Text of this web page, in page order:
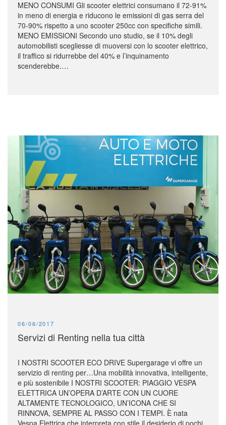
MENO CONSUMI Gli scooter elettrici consumano il 72-91%
in meno di energia e riducono le emissioni di gas serra del
70-90% rispetto a uno scooter 250cc con specifiche simili.
MENO EMISSIONI Secondo uno studio, se il 10% degli
automobilisti scegliesse di muoversi con lo scooter elettrico,
il traffico si ridurrebbe del 40% e l’inquinamento
scenderebbe.…
PUBLISHED:
06/06/2017
Servizi di Renting nella tua città
I NOSTRI SCOOTER ECO DRIVE Supergarage vi offre un
servizio di renting per…Una mobilità innovativa, intelligente,
e più sostenibile I NOSTRI SCOOTER: PIAGGIO VESPA
ELETTRICA UN’OPERA D’ARTE CON UN CUORE
ALTAMENTE TECNOLOGICO, UN’ICONA CHE SI
RINNOVA, SEMPRE AL PASSO CON I TEMPI. È nata